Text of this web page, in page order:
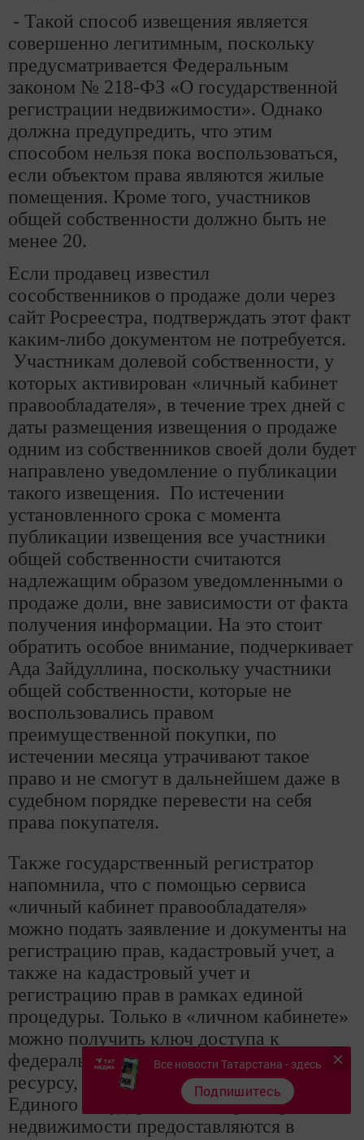
- Такой способ извещения является
совершенно легитимным, поскольку
предусматривается Федеральным
законом № 218-ФЗ «О государственной
регистрации недвижимости». Однако
должна предупредить, что этим
способом нельзя пока воспользоваться,
если объектом права являются жилые
помещения. Кроме того, участников
общей собственности должно быть не
менее 20.
Если продавец известил
сособственников о продаже доли через
сайт Росреестра, подтверждать этот факт
каким-либо документом не потребуется.
Участникам долевой собственности, у
которых активирован «личный кабинет
правообладателя», в течение трех дней с
даты размещения извещения о продаже
одним из собственников своей доли будет
направлено уведомление о публикации
такого извещения. По истечении
установленного срока с момента
публикации извещения все участники
общей собственности считаются
надлежащим образом уведомленными о
продаже доли, вне зависимости от факта
получения информации. На это стоит
обратить особое внимание, подчеркивает
Ада Зайдуллина, поскольку участники
общей собственности, которые не
воспользовались правом
преимущественной покупки, по
истечении месяца утрачивают такое
право и не смогут в дальнейшем даже в
судебном порядке перевести на себя
права покупателя.
Также государственный регистратор
напомнила, что с помощью сервиса
«личный кабинет правообладателя»
можно подать заявление и документы на
регистрацию прав, кадастровый учет, а
также на кадастровый учет и
регистрацию прав в рамках единой
процедуры. Только в «личном кабинете»
можно получить ключ доступа к
федеральному информационному
ресурсу, посредством которого сведения
Единого государственного реестра
недвижимости предоставляются в
Все новости Татарстана - здесь
Подпишитесь